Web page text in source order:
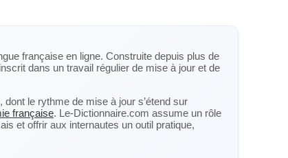
française en ligne. Construite depuis plus de
dans un travail régulier de mise à jour et de
le rythme de mise à jour s’étend sur
française. Le-Dictionnaire.com assume un rôle
et offrir aux internautes un outil pratique,